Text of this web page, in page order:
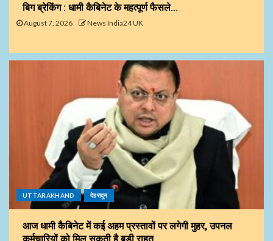
बिग ब्रेकिंग : धामी कैबिनेट के महत्पूर्ण फैसले…
August 7, 2026 News India24 UK
UTTARAKHAND देहरादून
आज धामी कैबिनेट में कई अहम प्रस्तावों पर लगेगी मुहर, उपनल